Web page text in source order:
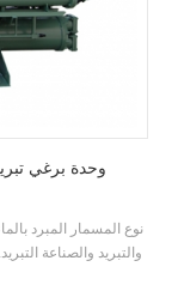
وحدة برغي
والتبريد والصناعة